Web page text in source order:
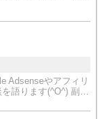
Adsenseやアフィリ
を語ります(^O^) 副…